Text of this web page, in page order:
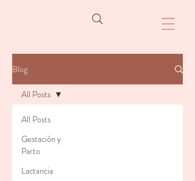
Blog
All Posts
Gestación y
Parto
Lactancia
All Posts